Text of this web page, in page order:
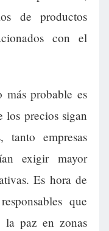
de productos
con el
más probable es
precios sigan
tanto empresas
exigir mayor
Es hora de
que
la paz en zonas